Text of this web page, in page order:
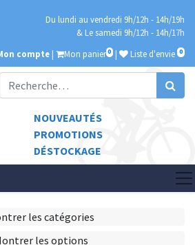
Du lundi au vendredi 9h/12h - 14h/19h
& Le samedi 9h/12h - 14h/17h
compte | Mon panier 0 | Liste d'envie 0
NOUVEAUTÉS
PROMOTIONS
DÉSTOCKAGE
les catégories
les options